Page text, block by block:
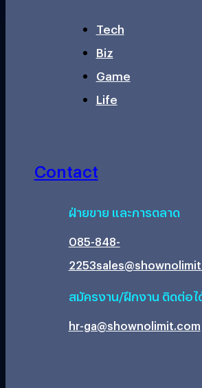
Tech
Biz
Game
Life
Contact
ฝ่ายขาย และการตลาด
085-848-
2253
สมัครงาน/ฝึกงาน ติดต่อไ
hr-ga@shownolimit.com